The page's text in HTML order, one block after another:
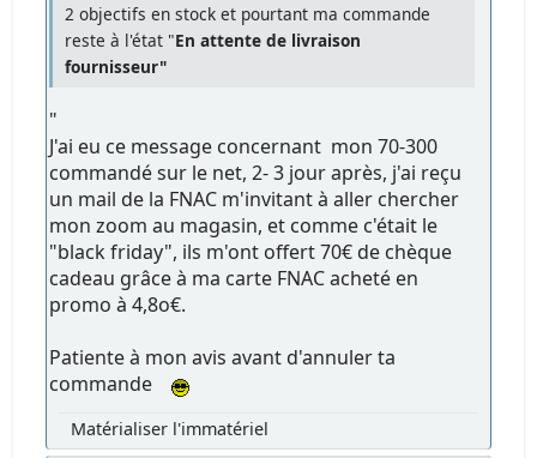
2 objectifs en stock et pourtant ma commande
reste à l'état "En attente de livraison
fournisseur"
"
J'ai eu ce message concernant mon 70-300
commandé sur le net, 2- 3 jour après, j'ai reçu
un mail de la FNAC m'invitant à aller chercher
mon zoom au magasin, et comme c'était le
"black friday", ils m'ont offert 70€ de chèque
cadeau grâce à ma carte FNAC acheté en
promo à 4,8o€.
Patiente à mon avis avant d'annuler ta
commande
Matérialiser l'immatériel